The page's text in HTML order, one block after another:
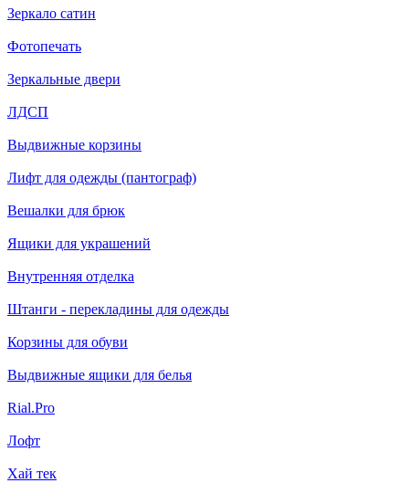
Зеркало сатин
Фотопечать
Зеркальные двери
ЛДСП
Выдвижные корзины
Лифт для одежды (пантограф)
Вешалки для брюк
Ящики для украшений
Внутренняя отделка
Штанги - перекладины для одежды
Корзины для обуви
Выдвижные ящики для белья
Rial.Pro
Лофт
Хай тек